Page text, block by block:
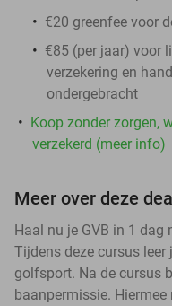
€20 greenfee voor
€85 (per jaar) voor
verzekering en
ondergebracht
Koop zonder zorgen,
verzekerd (meer info)
Meer over deze
Haal nu je GVB in 1
Tijdens deze cursus
golfsport. Na de cursus
baanpermissie.